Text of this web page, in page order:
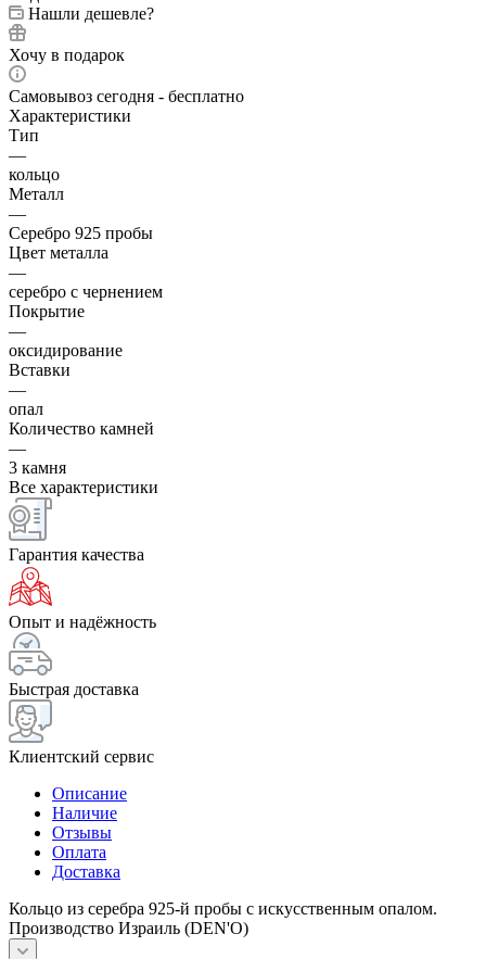
Нашли дешевле?
Хочу в подарок
Самовывоз сегодня - бесплатно
Характеристики
Тип
—
кольцо
Металл
—
Серебро 925 пробы
Цвет металла
—
серебро с чернением
Покрытие
—
оксидирование
Вставки
—
опал
Количество камней
—
3 камня
Все характеристики
Гарантия качества
Опыт и надёжность
Быстрая доставка
Клиентский сервис
Описание
Наличие
Отзывы
Оплата
Доставка
Кольцо из серебра 925-й пробы с искусственным опалом.
Производство Израиль (DEN'O)